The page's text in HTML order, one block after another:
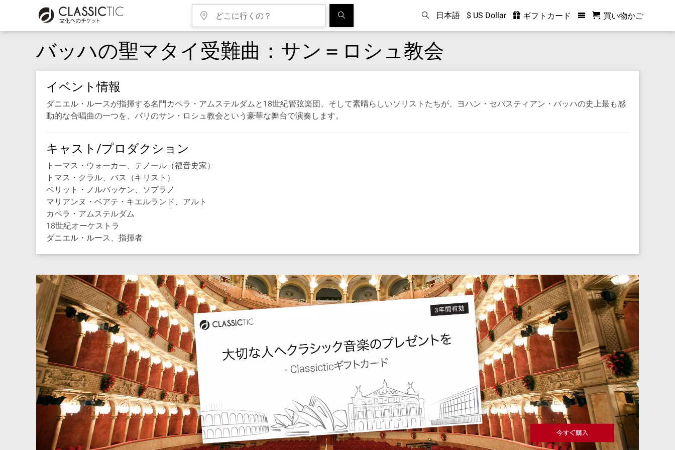
日本語 $ US Dollar ギフトカード 買い物かご
バッハの聖マタイ受難曲：サン＝ロシュ教会
イベント情報
ダニエル・ルースが指揮する名門カペラ・アムステルダムと18世紀管弦楽団、そして素晴らしいソリストたちが、ヨハン・セバスティアン・バッハの史上最も感
動的な合唱曲の一つを、パリのサン・ロシュ教会という豪華な舞台で演奏します。
キャスト/プロダクション
トーマス・ウォーカー、テノール（福音史家）
トマス・クラル、バス（キリスト）
ベリット・ノルバッケン、ソプラノ
マリアンヌ・ベアテ・キエルランド、アルト
カペラ・アムステルダム
18世紀オーケストラ
ダニエル・ルース、指揮者